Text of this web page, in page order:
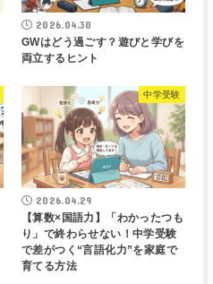
2026.04.30
GWはどう過ごす？遊びと学びを
両立するヒント
中学受験
2026.04.29
【算数×国語力】「わかったつも
り」で終わらせない！中学受験
で差がつく“言語化力”を家庭で
育てる方法